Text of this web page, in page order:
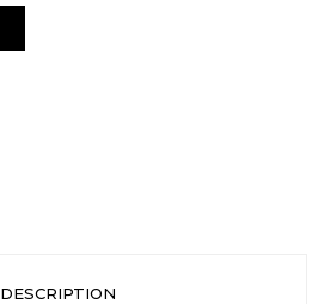
DESCRIPTION